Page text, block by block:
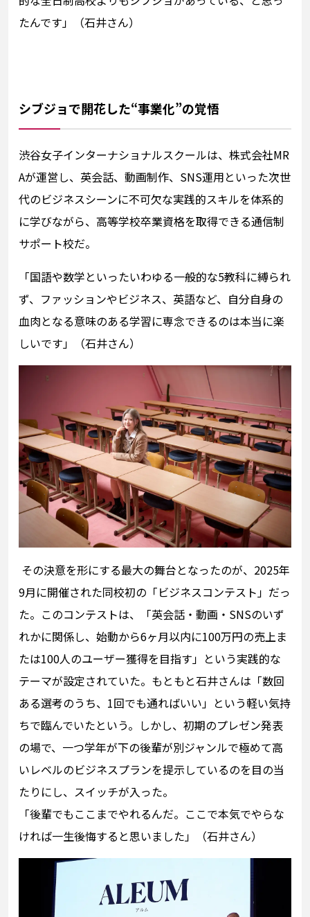
たんです」（石井さん）
シブジョで開花した“事業化”の覚悟
渋谷女子インターナショナルスクールは、株式会社MR
Aが運営し、英会話、動画制作、SNS運用といった次世
代のビジネスシーンに不可欠な実践的スキルを体系的
に学びながら、高等学校卒業資格を取得できる通信制
サポート校だ。
「国語や数学といったいわゆる一般的な5教科に縛られ
ず、ファッションやビジネス、英語など、自分自身の
血肉となる意味のある学習に専念できるのは本当に楽
しいです」（石井さん）
その決意を形にする最大の舞台となったのが、2025年
9月に開催された同校初の「ビジネスコンテスト」だっ
た。このコンテストは、「英会話・動画・SNSのいず
れかに関係し、始動から6ヶ月以内に100万円の売上ま
たは100人のユーザー獲得を目指す」という実践的な
テーマが設定されていた。もともと石井さんは「数回
ある選考のうち、1回でも通ればいい」という軽い気持
ちで臨んでいたという。しかし、初期のプレゼン発表
の場で、一つ学年が下の後輩が別ジャンルで極めて高
いレベルのビジネスプランを提示しているのを目の当
たりにし、スイッチが入った。
「後輩でもここまでやれるんだ。ここで本気でやらな
ければ一生後悔すると思いました」（石井さん）